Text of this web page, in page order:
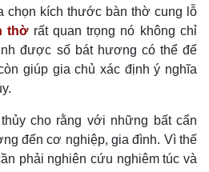
chọn kích thước bàn thờ cung lỗ
thờrất quan trọng nó không chỉ
được số bát hương có thể để
giúp gia chủ xác định ý nghĩa
cho rằng với những bất cẩn
đến cơ nghiệp, gia đình. Vì thế
phải nghiên cứu nghiêm túc và